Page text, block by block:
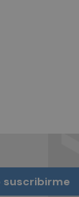
suscribirme